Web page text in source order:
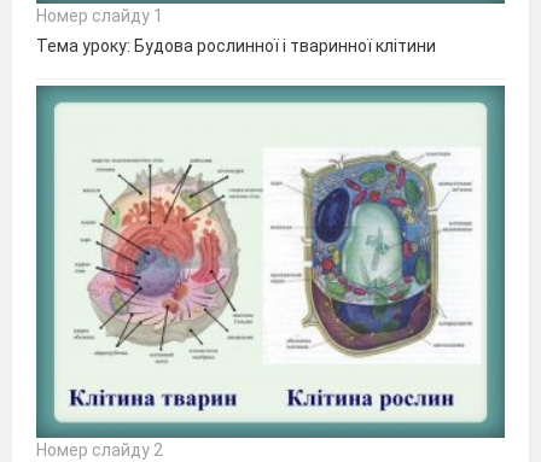
Номер слайду 1
Тема уроку: Будова рослинної і тваринної клітини
Номер слайду 2